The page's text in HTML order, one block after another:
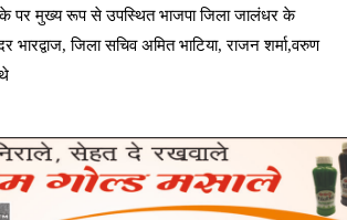
पर मुख्य रूप से उपस्थित भाजपा जिला जालंधर के
भारद्वाज, जिला सचिव अमित भाटिया, राजन शर्मा,वरुण